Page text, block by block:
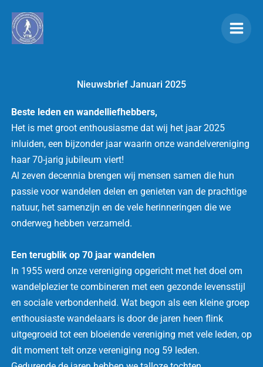
naar
Nieuwsbrief Januari 2025
Beste leden en wandelliefhebbers,
Het is met groot enthousiasme dat wij het jaar 2025
inluiden, een bijzonder jaar waarin onze wandelvereniging
haar 70-jarig jubileum viert!
Al zeven decennia brengen wij mensen samen die hun
passie voor wandelen delen en genieten van de prachtige
natuur, het samenzijn en de vele herinneringen die we
onderweg hebben verzameld.
Een terugblik op 70 jaar wandelen
In 1955 werd onze vereniging opgericht met het doel om
wandelplezier te combineren met een gezonde levensstijl
en sociale verbondenheid. Wat begon als een kleine groep
enthousiaste wandelaars is door de jaren heen flink
uitgegroeid tot een bloeiende vereniging met vele leden, op
dit moment telt onze vereniging nog 59 leden.